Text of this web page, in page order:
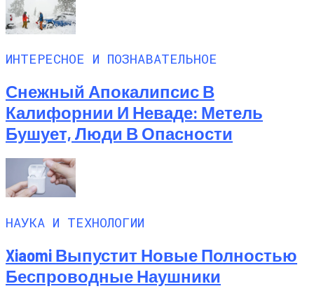
ИНТЕРЕСНОЕ И ПОЗНАВАТЕЛЬНОЕ
Снежный Апокалипсис В
Калифорнии И Неваде: Метель
Бушует, Люди В Опасности
НАУКА И ТЕХНОЛОГИИ
Xiaomi Выпустит Новые Полностью
Беспроводные Наушники